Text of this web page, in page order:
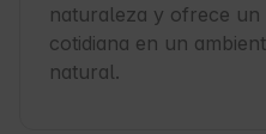
naturaleza y ofrece un
cotidiana en un
natural.